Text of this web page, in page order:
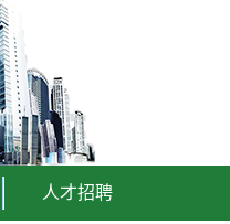
人才招聘